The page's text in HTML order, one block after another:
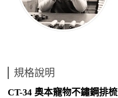
規格說明
CT-34 奧本寵物不鏽鋼排梳